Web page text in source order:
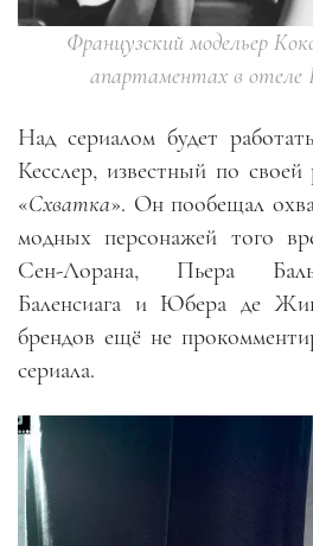
Французский модельер
апартаментах в отеле
Над сериалом будет
Кесслер, известный по своей
«Схватка». Он пообещал
модных персонажей того
Сен-Лорана, Пьера
Баленсиага и Юбера де
брендов ещё не
сериала.